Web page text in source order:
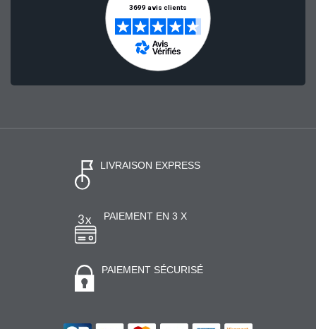
LIVRAISON EXPRESS
PAIEMENT EN 3 X
PAIEMENT SÉCURISÉ